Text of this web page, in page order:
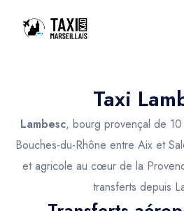
Nos services
Nos services
Taxis Aéroport
Trajet Gare SNCF
Taxis aéroport
Réservation
Taxi
Lambesc, bourg provençal de
Bouches-du-Rhône entre Aix et
et agricole au cœur de la
transferts depuis